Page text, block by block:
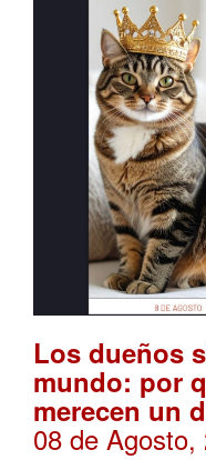
Los dueños
mundo: por
merecen un
08 de